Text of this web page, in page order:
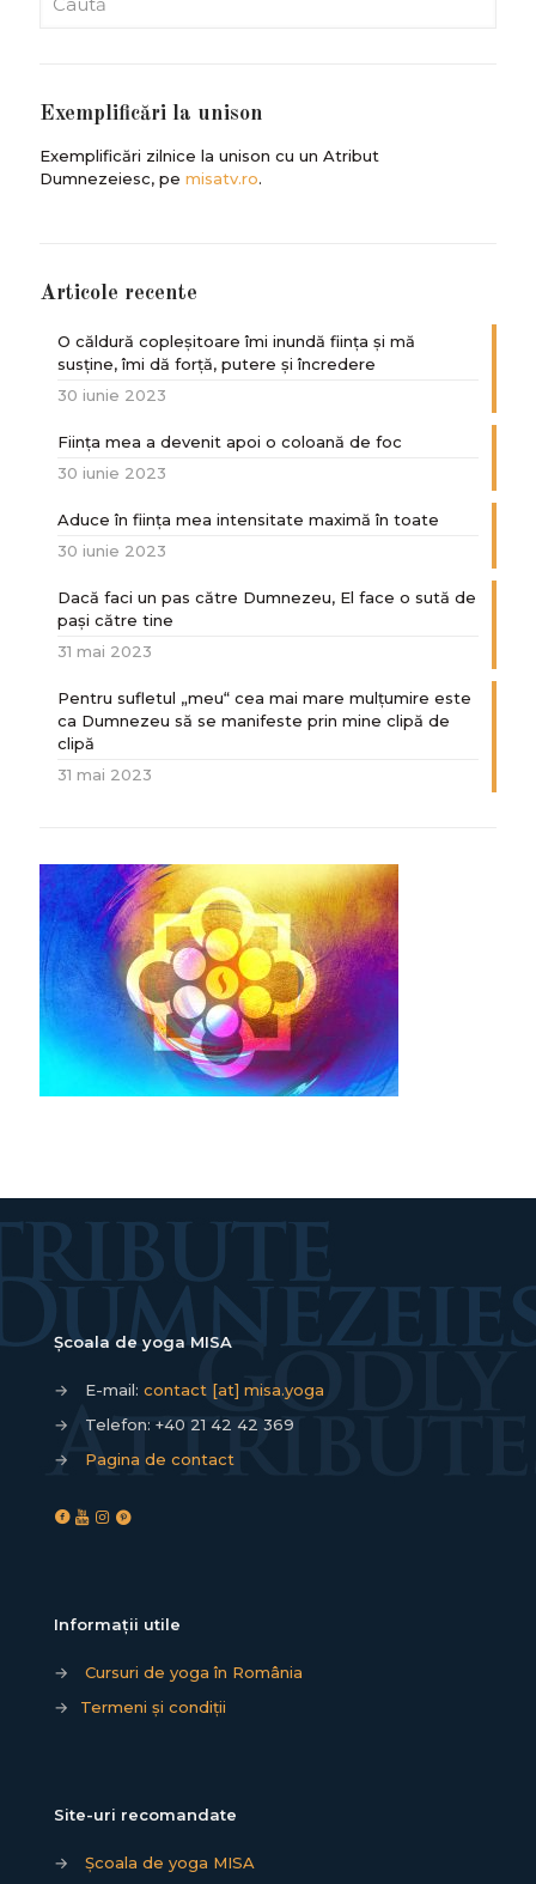
Exemplificări la unison
Exemplificări zilnice la unison cu un Atribut
Dumnezeiesc, pe misatv.ro.
Articole recente
O căldură copleșitoare îmi inundă ființa și mă
susține, îmi dă forță, putere și încredere
30 iunie 2023
Ființa mea a devenit apoi o coloană de foc
30 iunie 2023
Aduce în ființa mea intensitate maximă în toate
30 iunie 2023
Dacă faci un pas către Dumnezeu, El face o sută de
paşi către tine
31 mai 2023
Pentru sufletul „meu“ cea mai mare mulțumire este
ca Dumnezeu să se manifeste prin mine clipă de
clipă
31 mai 2023
Școala de yoga MISA
→ E-mail: contact [at] misa.yoga
→
Telefon: +40 21 42 42 369
→
Pagina de contact
Informații utile
→
Cursuri de yoga în România
→
Termeni și condiții
Site-uri recomandate
→ Școala de yoga MISA